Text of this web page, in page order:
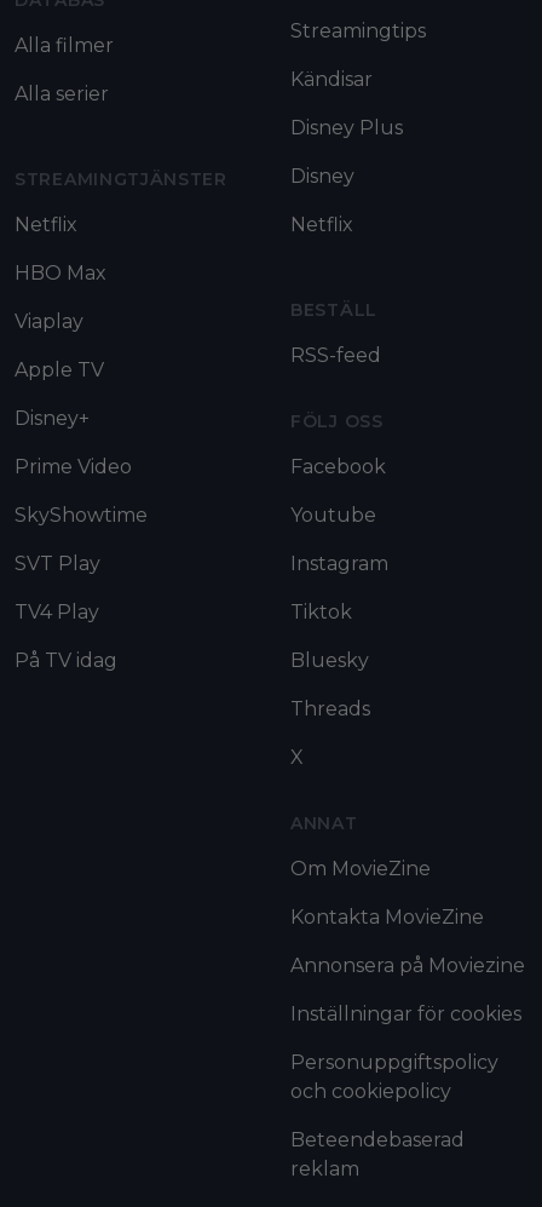
Alla filmer
Alla serier
STREAMINGTJÄNSTER
Netflix
HBO Max
Viaplay
Apple TV
Disney+
Prime Video
SkyShowtime
SVT Play
TV4 Play
På TV idag
Streamingtips
Kändisar
Disney Plus
Disney
Netflix
BESTÄLL
RSS-feed
FÖLJ OSS
Facebook
Youtube
Instagram
Tiktok
Bluesky
Threads
X
ANNAT
Om MovieZine
Kontakta MovieZine
Annonsera på Moviezine
Inställningar för cookies
Personuppgiftspolicy
och cookiepolicy
Beteendebaserad
reklam